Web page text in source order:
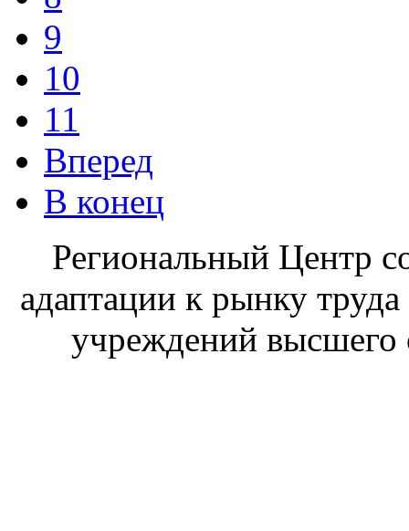
9
10
11
Вперед
В конец
Региональный Центр
адаптации к рынку
учреждений